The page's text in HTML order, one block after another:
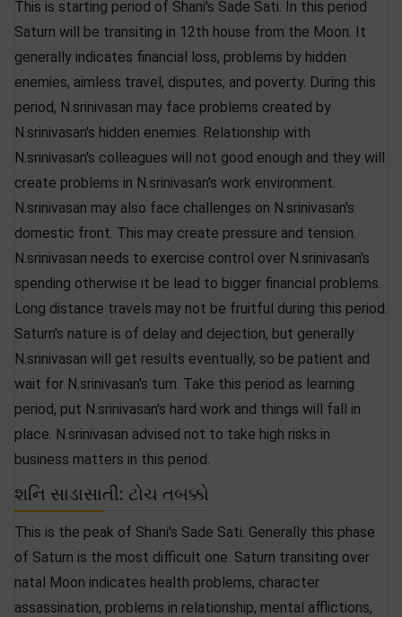
This is starting period of Shani's Sade Sati. In this period
Saturn will be transiting in 12th house from the Moon. It
generally indicates financial loss, problems by hidden
enemies, aimless travel, disputes, and poverty. During this
period, N.srinivasan may face problems created by
N.srinivasan's hidden enemies. Relationship with
N.srinivasan's colleagues will not good enough and they will
create problems in N.srinivasan's work environment.
N.srinivasan may also face challenges on N.srinivasan's
domestic front. This may create pressure and tension.
N.srinivasan needs to exercise control over N.srinivasan's
spending otherwise it be lead to bigger financial problems.
Long distance travels may not be fruitful during this period.
Saturn's nature is of delay and dejection, but generally
N.srinivasan will get results eventually, so be patient and
wait for N.srinivasan's turn. Take this period as learning
period, put N.srinivasan's hard work and things will fall in
place. N.srinivasan advised not to take high risks in
business matters in this period.
શનિ સાડાસાતી: ટોચ તબક્કો
This is the peak of Shani's Sade Sati. Generally this phase
of Saturn is the most difficult one. Saturn transiting over
natal Moon indicates health problems, character
assassination, problems in relationship, mental afflictions,